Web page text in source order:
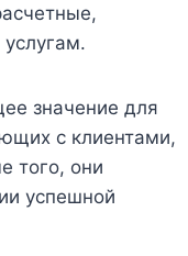
значение для
с клиентами,
того, они
успешной